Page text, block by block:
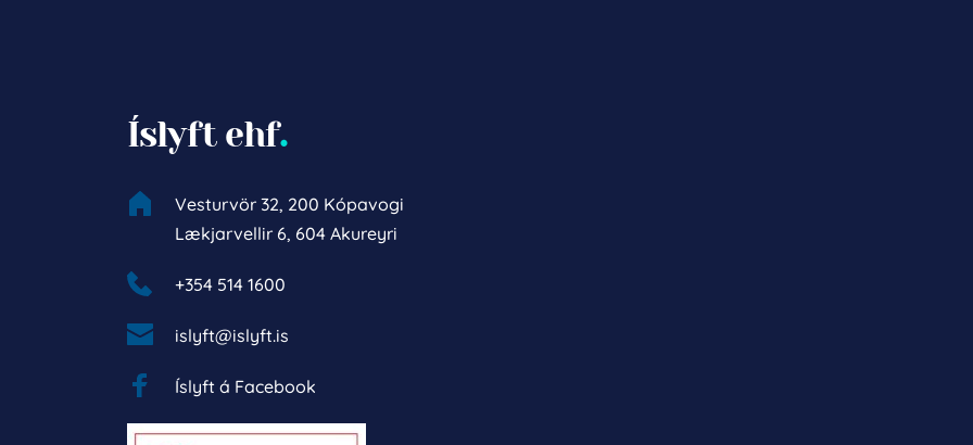
Íslyft ehf.
Vesturvör 32, 200 Kópavogi
Lækjarvellir 6, 604 Akureyri
+354 514 1600
islyft@islyft.is
Íslyft á Facebook